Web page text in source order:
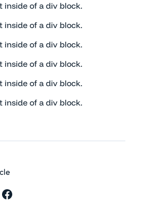
inside of a div block.
inside of a div block.
inside of a div block.
inside of a div block.
inside of a div block.
inside of a div block.